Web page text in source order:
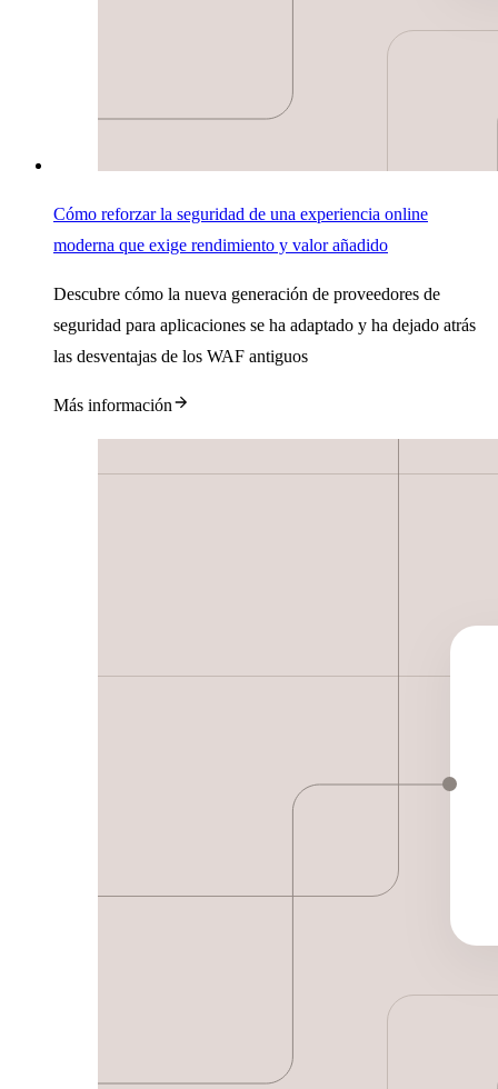
Cómo reforzar la seguridad de una experiencia online
moderna que exige rendimiento y valor añadido
Descubre cómo la nueva generación de proveedores de
seguridad para aplicaciones se ha adaptado y ha dejado atrás
las desventajas de los WAF antiguos
Más información